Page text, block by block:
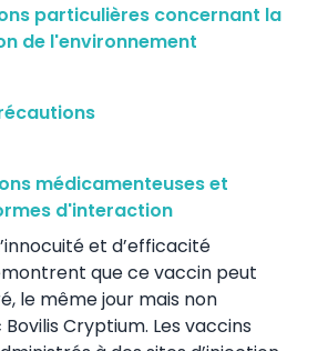
particulières concernant la
de l'environnement
médicamenteuses et
d'interaction
et d’efficacité
que ce vaccin peut
le même jour mais non
Cryptium. Les vaccins